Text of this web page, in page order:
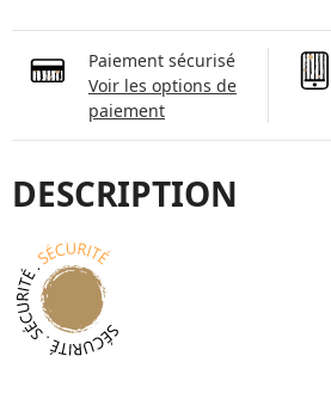
Paiement sécurisé
Voir les options de
paiement
DESCRIPTION